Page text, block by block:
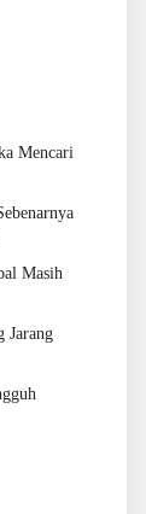
Mencari
Masih
Jarang